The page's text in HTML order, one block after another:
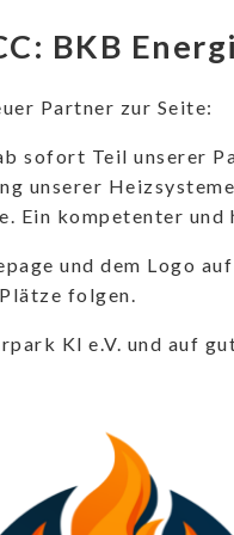
BKB
Partner zur Seite:
sofort Teil unserer
unserer
Ein kompetenter
und dem Logo
folgen.
Kl e.V. und auf